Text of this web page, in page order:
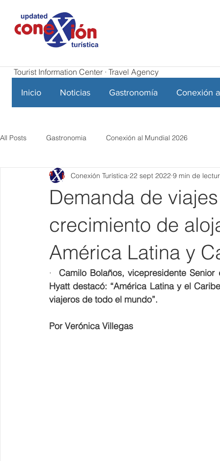
Tourist Information Center · Travel Agency
Inicio Noticias Gastronomía Conexión
All Posts Gastronomia Conexión al Mundial 2026
Demanda de
crecimiento de
América Latina y
Conexión Turística 22 sept 2022 9 min de
· Camilo Bolaños, vicepresidente
Hyatt destacó: “América Latina y el
viajeros de todo el mundo”.
Por Verónica Villegas